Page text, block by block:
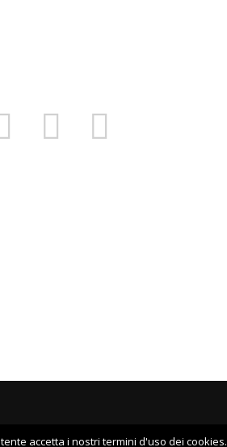
accetta i nostri termini d'uso dei cookies.